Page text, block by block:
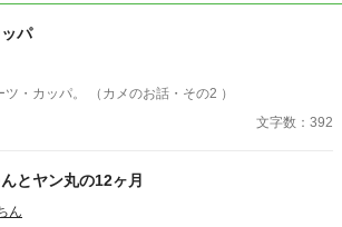
パ
カメ・ミーツ・カッパ。 （カメのお話・その2 ）
文字数：392
とヤン丸の12ヶ月
ん